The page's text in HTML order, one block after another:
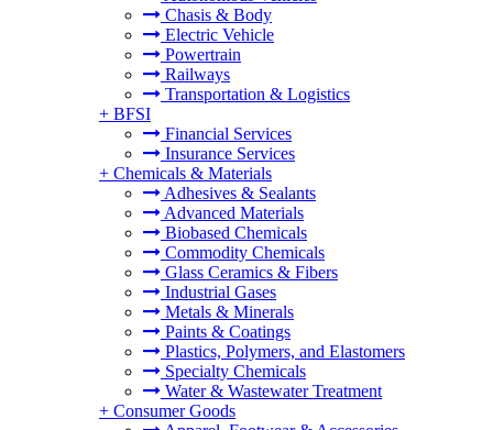
Chasis & Body
Electric Vehicle
Powertrain
Railways
Transportation & Logistics
+ BFSI
Financial Services
Insurance Services
+ Chemicals & Materials
Adhesives & Sealants
Advanced Materials
Biobased Chemicals
Commodity Chemicals
Glass Ceramics & Fibers
Industrial Gases
Metals & Minerals
Paints & Coatings
Plastics, Polymers, and Elastomers
Specialty Chemicals
Water & Wastewater Treatment
+ Consumer Goods